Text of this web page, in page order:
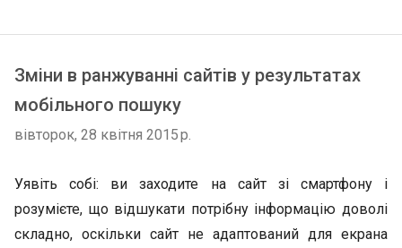
Зміни в ранжуванні сайтів у результатах
мобільного пошуку
вівторок, 28 квітня 2015 р.
Уявіть собі: ви заходите на сайт зі смартфону і
розумієте, що відшукати потрібну інформацію доволі
складно, оскільки сайт не адаптований для екрана